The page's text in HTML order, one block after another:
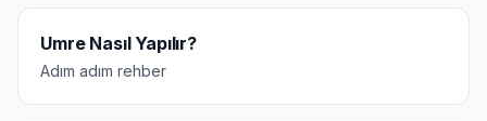
Umre Nasıl Yapılır?
Adım adım rehber